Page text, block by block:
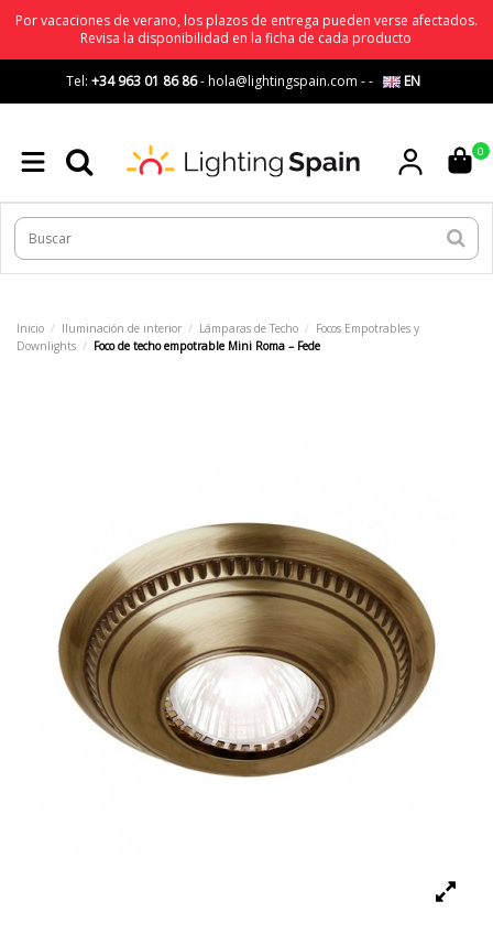
Por vacaciones de verano, los plazos de entrega pueden verse afectados.
Revisa la disponibilidad en la ficha de cada producto
Tel: +34 963 01 86 86-hola@lightingspain.com -- EN
0
Inicio Iluminación de interior Lámparas de Techo
Focos Empotrables y
Downlights
Foco de techo empotrable Mini Roma – Fede